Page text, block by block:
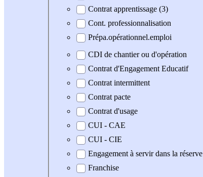
Contrat apprentissage (3)
Cont. professionnalisation
Prépa.opérationnel.emploi
CDI de chantier ou d'opération
Contrat d'Engagement Educatif
Contrat intermittent
Contrat pacte
Contrat d'usage
CUI - CAE
CUI - CIE
Engagement à servir dans la réserve
Franchise